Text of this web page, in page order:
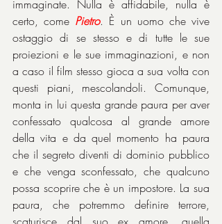
immaginate. Nulla è affidabile, nulla è
certo, come Pietro. È un uomo che vive
ostaggio di se stesso e di tutte le sue
proiezioni e le sue immaginazioni, e non
a caso il film stesso gioca a sua volta con
questi piani, mescolandoli. Comunque,
monta in lui questa grande paura per aver
confessato qualcosa al grande amore
della vita e da quel momento ha paura
che il segreto diventi di dominio pubblico
e che venga sconfessato, che qualcuno
possa scoprire che è un impostore. La sua
paura, che potremmo definire terrore,